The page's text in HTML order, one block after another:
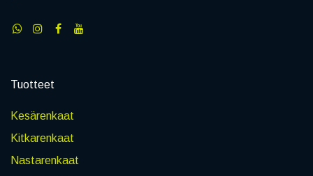
Tuotteet
Kesärenkaat
Kitkarenkaat
Nastarenkaat